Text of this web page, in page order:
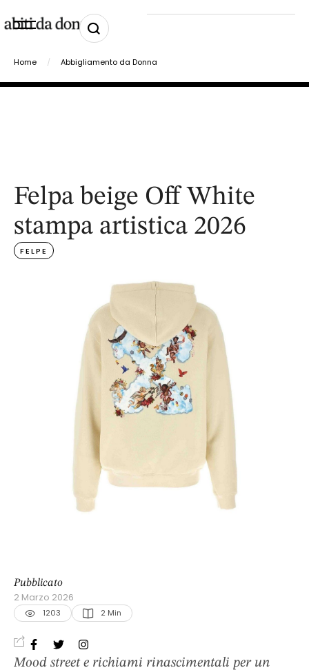
Home / Abbigliamento da Donna
Felpa beige Off White
stampa artistica 2026
FELPE
Pubblicato
2 Marzo 2026
1203 2 Min
Mood street e richiami rinascimentali per un